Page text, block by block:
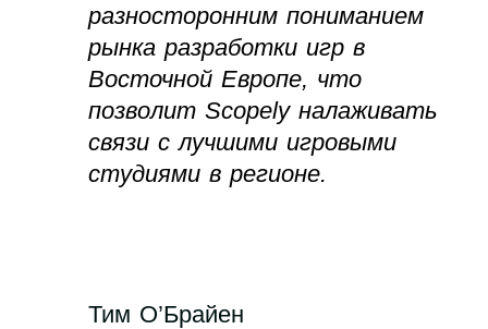
разносторонним пониманием
рынка разработки игр в
Восточной Европе, что
позволит Scopely налаживать
связи с лучшими игровыми
студиями в регионе.
Тим О’Брайен